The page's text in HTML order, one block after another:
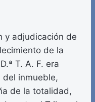
y adjudicación de
de la
T. A. F. era
inmueble,
de la totalidad,